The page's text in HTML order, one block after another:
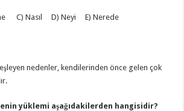
C) Nasıl D) Neyi E) Nerede
nedenler, kendilerinden önce gelen çok
yüklemi aşağıdakilerden hangisidir?